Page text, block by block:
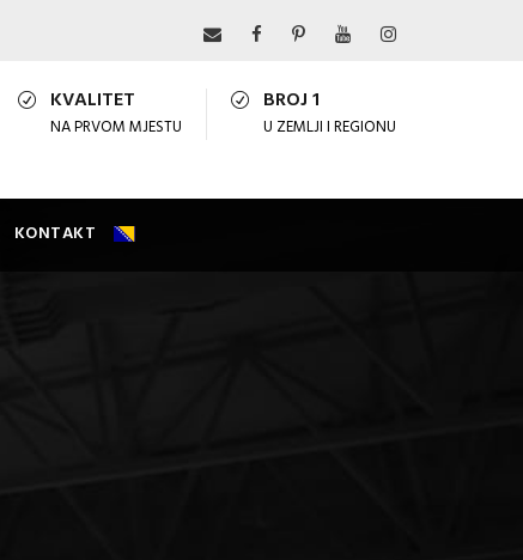
KVALITET
NA PRVOM MJESTU
BROJ 1
U ZEMLJI I REGIONU
KONTAKT